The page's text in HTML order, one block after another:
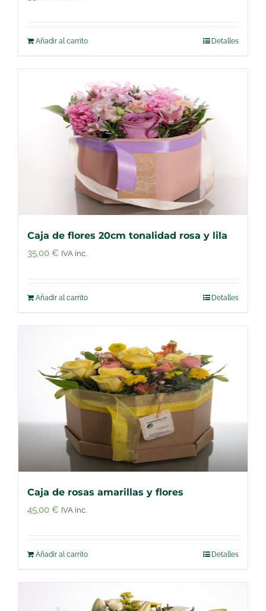
Añadir al carrito Detalles
Caja de flores 20cm tonalidad rosa y lila
35,00 € IVA inc.
Añadir al carrito Detalles
Caja de rosas amarillas y flores
45,00 € IVA inc.
Añadir al carrito Detalles